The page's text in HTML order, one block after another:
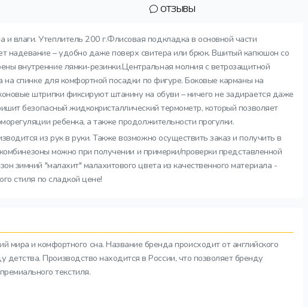
ОТЗЫВЫ
влаги. Утеплитель 200 г.Флисовая подкладка в основной части
надевание – удобно даже поверх свитера или брюк. Вшитый капюшон со
внутренние лямки-резинки.Центральная молния с ветрозащитной
спинке для комфортной посадки по фигуре. Боковые карманы на
штрипки фиксируют штанину на обуви – ничего не задирается даже
безопасный жидкокристаллический термометр, который позволяет
ребенка, а также продолжительности прогулки.
из рук в руки. Также возможно осуществить заказ и получить в
можно при получении и примерки/проверки представленной
зимний "малахит" малахитового цвета из качественного материала -
стиля по сладкой цене!
и комфортного сна. Название бренда происходит от английского
Производство находится в России, что позволяет бренду
текстиля.